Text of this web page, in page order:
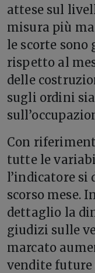
attese sul
misura più
le scorte
rispetto al
delle
sugli ordini
Con
tutte le
l’indicatore
scorso mese.
dettaglio la
giudizi sulle
marcato
vendite future